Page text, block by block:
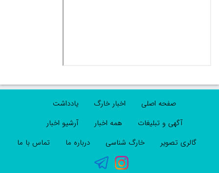
صفحه اصلی اخبار خارگ
یادداشت
آگهی و تبلیغات
همه اخبار
آرشیو اخبار
گالری تصویر
خارگ شناسی درباره ما تماس با ما